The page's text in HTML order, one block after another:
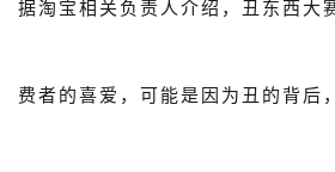
据淘宝相关负责人介绍，丑东西大
费者的喜爱，可能是因为丑的背后